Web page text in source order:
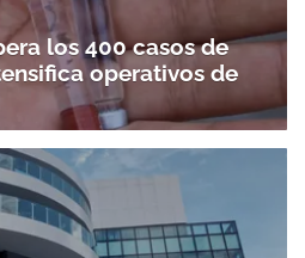
los 400 casos de
operativos de